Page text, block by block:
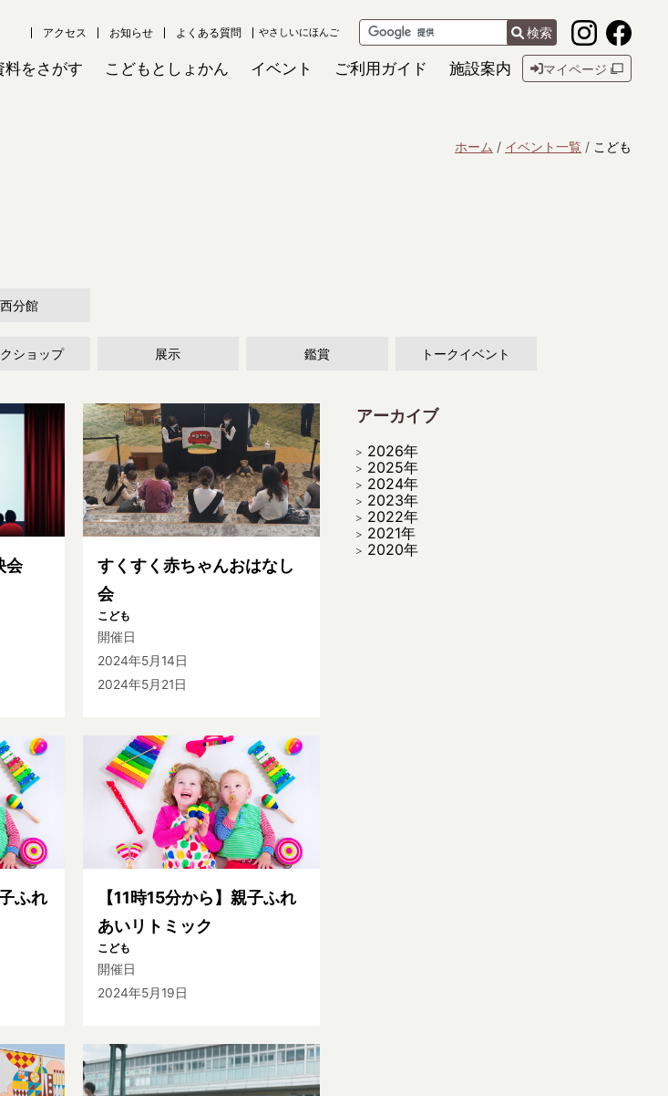
アクセス お知らせ よくある質問 やさしいにほんご 検索
料をさがす こどもとしょかん イベント ご利用ガイド 施設案内 マイページ
ホーム イベント一覧 こども
西分館
ショップ 展示 鑑賞 トークイベント
会
すくすく赤ちゃんおはなし
会
こども
開催日
2024年5月14日
2024年5月21日
ふれ
【11時15分から】親子ふれ
あいリトミック
こども
開催日
2024年5月19日
アーカイブ
2026年
2025年
2024年
2023年
2022年
2021年
2020年